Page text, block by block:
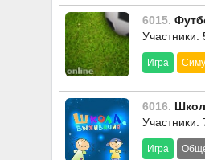
6015.
Участники:
Игра
6016.
Участники:
Игра